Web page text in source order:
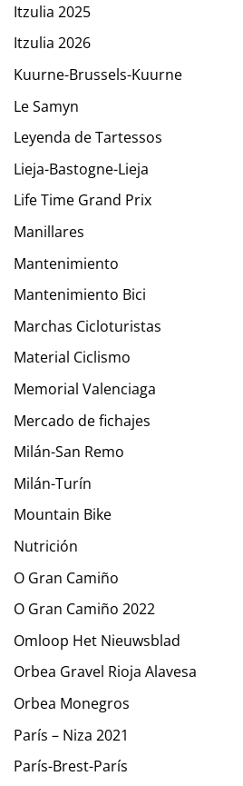
Itzulia 2025
Itzulia 2026
Kuurne-Brussels-Kuurne
Le Samyn
Leyenda de Tartessos
Lieja-Bastogne-Lieja
Life Time Grand Prix
Manillares
Mantenimiento
Mantenimiento Bici
Marchas Cicloturistas
Material Ciclismo
Memorial Valenciaga
Mercado de fichajes
Milán-San Remo
Milán-Turín
Mountain Bike
Nutrición
O Gran Camiño
O Gran Camiño 2022
Omloop Het Nieuwsblad
Orbea Gravel Rioja Alavesa
Orbea Monegros
París – Niza 2021
París-Brest-París